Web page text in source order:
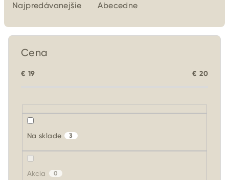
Najpredávanejšie Abecedne
Cena
€ 19 €20
Na sklade 3
Akcia 0